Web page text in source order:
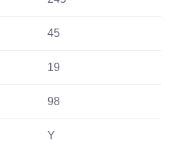
45
19
98
Y